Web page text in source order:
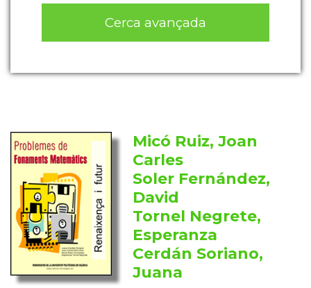
Cerca avançada
Micó Ruiz, Joan
Carles
Soler Fernández,
David
Tornel Negrete,
Esperanza
Cerdán Soriano,
Juana